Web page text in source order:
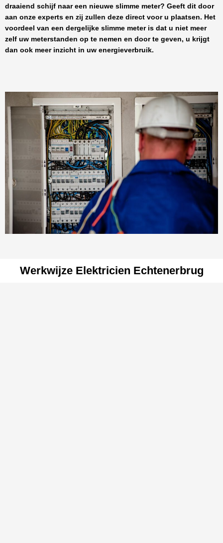
draaiend schijf naar een nieuwe slimme meter? Geeft dit door
aan onze experts en zij zullen deze direct voor u plaatsen. Het
voordeel van een dergelijke slimme meter is dat u niet meer
zelf uw meterstanden op te nemen en door te geven, u krijgt
dan ook meer inzicht in uw energieverbruik.
Werkwijze Elektricien Echtenerbrug